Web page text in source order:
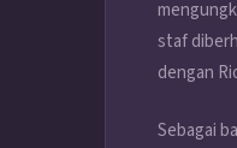
staf
dengan
Sebagai